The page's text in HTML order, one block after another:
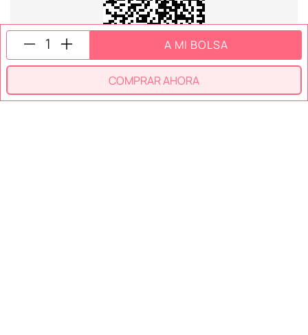
A MI BOLSA
COMPRAR AHORA
SÍGUENOS EN